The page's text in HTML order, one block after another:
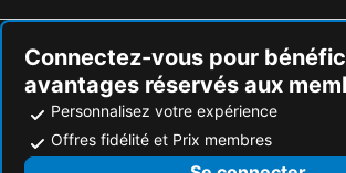
Connectez-vous pour
avantages réservés aux
Personnalisez votre expérience
Offres fidélité et Prix membres